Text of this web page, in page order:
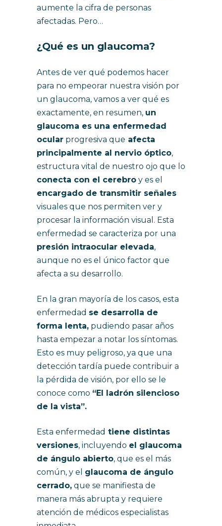
aumente la cifra de personas
afectadas. Pero…
¿Qué es un glaucoma?
Antes de ver qué podemos hacer
para no empeorar nuestra visión por
un glaucoma, vamos a ver qué es
exactamente, en resumen, un
glaucoma es una enfermedad
ocular progresiva que afecta
principalmente al nervio óptico,
estructura vital de nuestro ojo que lo
conecta con el cerebro y es el
encargado de transmitir señales
visuales que nos permiten ver y
procesar la información visual. Esta
enfermedad se caracteriza por una
presión intraocular elevada,
aunque no es el único factor que
afecta a su desarrollo.
En la gran mayoría de los casos, esta
enfermedad se desarrolla de
forma lenta, pudiendo pasar años
hasta empezar a notar los síntomas.
Esto es muy peligroso, ya que una
detección tardía puede contribuir a
la pérdida de visión, por ello se le
conoce como “El ladrón silencioso
de la vista”.
Esta enfermedad tiene distintas
versiones, incluyendo el glaucoma
de ángulo abierto, que es el más
común, y el glaucoma de ángulo
cerrado, que se manifiesta de
manera más abrupta y requiere
atención de médicos especialistas